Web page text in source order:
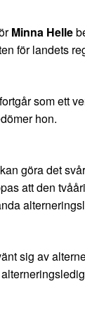
Minna Helle
för landets
som ett
hon.
göra det
att den
sig av